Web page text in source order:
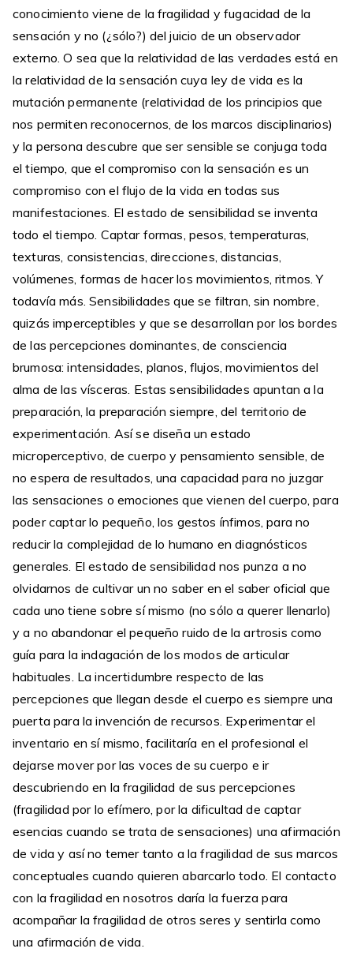
conocimiento viene de la fragilidad y fugacidad de la
sensación y no (¿sólo?) del juicio de un observador
externo. O sea que la relatividad de las verdades está en
la relatividad de la sensación cuya ley de vida es la
mutación permanente (relatividad de los principios que
nos permiten reconocernos, de los marcos disciplinarios)
y la persona descubre que ser sensible se conjuga toda
el tiempo, que el compromiso con la sensación es un
compromiso con el flujo de la vida en todas sus
manifestaciones. El estado de sensibilidad se inventa
todo el tiempo. Captar formas, pesos, temperaturas,
texturas, consistencias, direcciones, distancias,
volúmenes, formas de hacer los movimientos, ritmos. Y
todavía más. Sensibilidades que se filtran, sin nombre,
quizás imperceptibles y que se desarrollan por los bordes
de las percepciones dominantes, de consciencia
brumosa: intensidades, planos, flujos, movimientos del
alma de las vísceras. Estas sensibilidades apuntan a la
preparación, la preparación siempre, del territorio de
experimentación. Así se diseña un estado
microperceptivo, de cuerpo y pensamiento sensible, de
no espera de resultados, una capacidad para no juzgar
las sensaciones o emociones que vienen del cuerpo, para
poder captar lo pequeño, los gestos ínfimos, para no
reducir la complejidad de lo humano en diagnósticos
generales. El estado de sensibilidad nos punza a no
olvidarnos de cultivar un no saber en el saber oficial que
cada uno tiene sobre sí mismo (no sólo a querer llenarlo)
y a no abandonar el pequeño ruido de la artrosis como
guía para la indagación de los modos de articular
habituales. La incertidumbre respecto de las
percepciones que llegan desde el cuerpo es siempre una
puerta para la invención de recursos. Experimentar el
inventario en sí mismo, facilitaría en el profesional el
dejarse mover por las voces de su cuerpo e ir
descubriendo en la fragilidad de sus percepciones
(fragilidad por lo efímero, por la dificultad de captar
esencias cuando se trata de sensaciones) una afirmación
de vida y así no temer tanto a la fragilidad de sus marcos
conceptuales cuando quieren abarcarlo todo. El contacto
con la fragilidad en nosotros daría la fuerza para
acompañar la fragilidad de otros seres y sentirla como
una afirmación de vida.